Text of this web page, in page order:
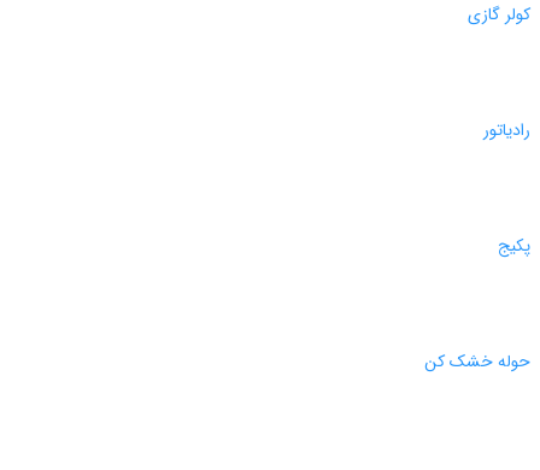
کولر گازی
رادیاتور
پکیج
حوله خشک کن